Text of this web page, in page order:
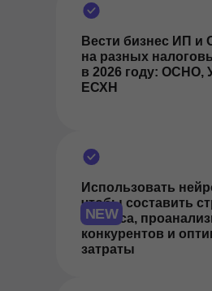
Вести бизнес ИП и
на разных
в 2026 году:
ЕСХН
Использовать
чтобы составить
бизнеса,
конкурентов и
затраты
NEW